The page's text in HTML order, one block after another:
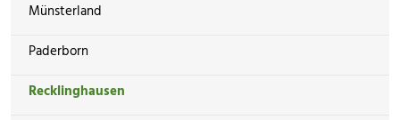
Münsterland
Paderborn
Recklinghausen